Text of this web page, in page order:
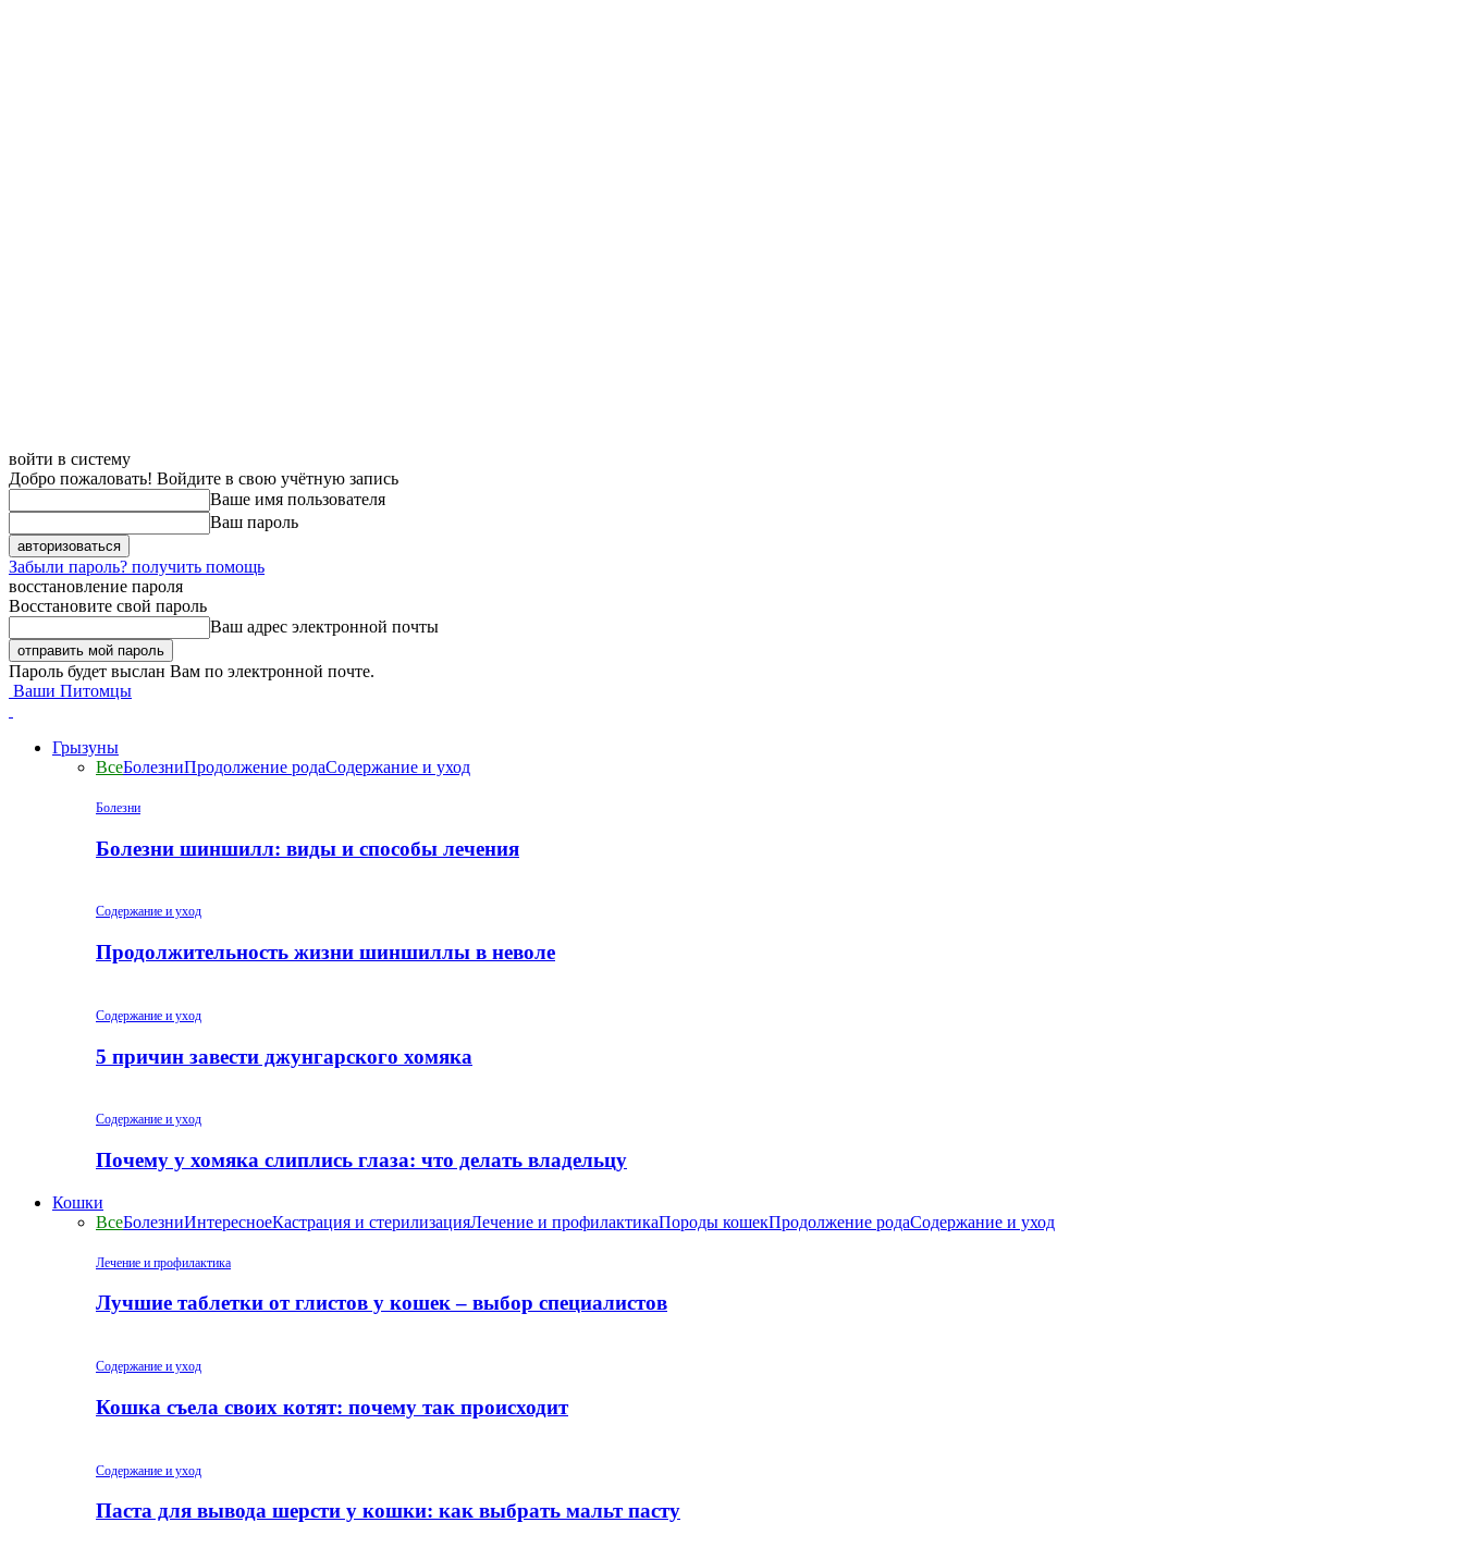
войти в систему
Добро пожаловать! Войдите в свою учётную запись
Ваше имя пользователя
Ваш пароль
Забыли пароль? получить помощь
восстановление пароля
Восстановите свой пароль
Ваш адрес электронной почты
Пароль будет выслан Вам по электронной почте.
Ваши Питомцы
Грызуны
ВсеБолезниПродолжение родаСодержание и уход
Болезни
Болезни шиншилл: виды и способы лечения
Содержание и уход
Продолжительность жизни шиншиллы в неволе
Содержание и уход
5 причин завести джунгарского хомяка
Содержание и уход
Почему у хомяка слиплись глаза: что делать владельцу
Кошки
ВсеБолезниИнтересноеКастрация и стерилизацияЛечение и профилактикаПороды кошекПродолжение родаСодержание и уход
Лечение и профилактика
Лучшие таблетки от глистов у кошек – выбор специалистов
Содержание и уход
Кошка съела своих котят: почему так происходит
Содержание и уход
Паста для вывода шерсти у кошки: как выбрать мальт пасту